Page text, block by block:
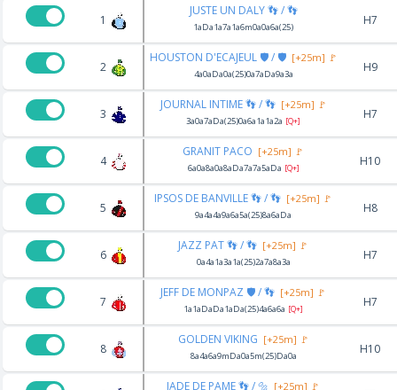
1
JUSTE UN DALY 👣 / 👣
1aDa1a7a1a6m0a0a6a(25) H7
2
HOUSTON D'ECAJEUL 🛡️ / 🛡️ [+25m] 🚩
4a0aDa0a(25)0a7aDa9a3a H9
3
JOURNAL INTIME 👣 / 👣 [+25m] 🚩
3a0a7aDa(25)0a6a1a1a2a [Q+] H7
4
GRANIT PACO [+25m] 🚩
6a0a8a0a8aDa7a7a5aDa [Q+] H10
5
IPSOS DE BANVILLE 👣 / 👣 [+25m] 🚩
9a4a4a9a6a5a(25)8a6aDa H8
6
JAZZ PAT 👣 / 👣 [+25m] 🚩
0a4a1a3a1a(25)2a7a8a3a H7
7
JEFF DE MONPAZ 🛡️ / 👣 [+25m] 🚩
1a1aDaDa1aDa(25)4a6a6a [Q+] H7
8
GOLDEN VIKING [+25m] 🚩
8a4a6a9mDa0a5m(25)Da0a H10
JADE DE PAME 👣 / 🔩 [+25m] 🚩